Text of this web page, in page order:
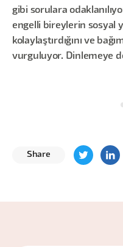
gibi sorulara
engelli bireylerin sosyal
kolaylaştırdığını ve
vurguluyor. Dinlemeye
Share